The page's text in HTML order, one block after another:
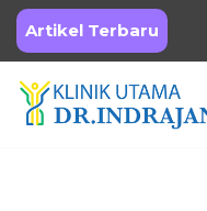
Skip
to
content
Artikel Terbaru